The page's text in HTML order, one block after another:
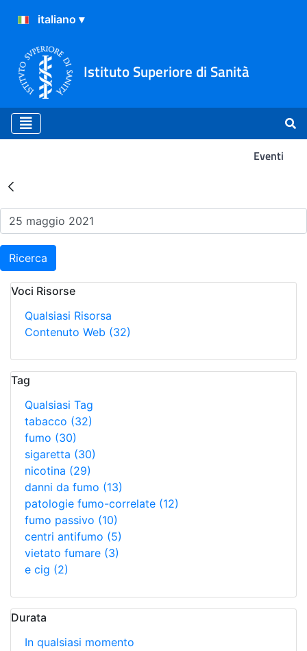
Istituto Superiore di Sanità
Eventi
Risultati della Ricerca -
Ricerca
Voci Risorse
Qualsiasi Risorsa
Contenuto Web (32)
Tag
Qualsiasi Tag
tabacco (32)
fumo (30)
sigaretta (30)
nicotina (29)
danni da fumo (13)
patologie fumo-correlate (12)
fumo passivo (10)
centri antifumo (5)
vietato fumare (3)
e cig (2)
Durata
In qualsiasi momento